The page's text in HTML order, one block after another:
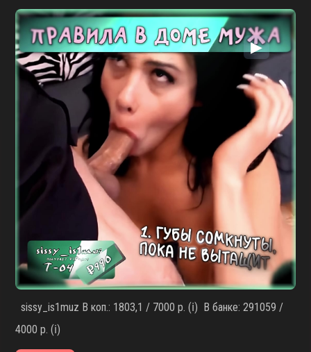
▶
sissy_is1muz В коп.: 1803,1 / 7000 р. (ℹ️) В банке: 291059 /
4000 р. (ℹ️)